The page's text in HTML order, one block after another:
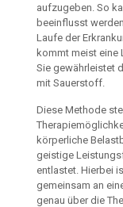
aufzugeben.So
beeinflusst
Laufe der
kommt meist eine
Sie gewährleistet
mit Sauerstoff.
Diese Methode
körperliche
geistige
entlastet. Hierbei
gemeinsam an
genau über die